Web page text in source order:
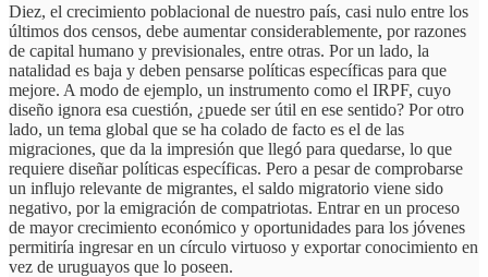
Diez, el crecimiento poblacional de nuestro país, casi nulo entre los
últimos dos censos, debe aumentar considerablemente, por razones
de capital humano y previsionales, entre otras. Por un lado, la
natalidad es baja y deben pensarse políticas específicas para que
mejore. A modo de ejemplo, un instrumento como el IRPF, cuyo
diseño ignora esa cuestión, ¿puede ser útil en ese sentido? Por otro
lado, un tema global que se ha colado de facto es el de las
migraciones, que da la impresión que llegó para quedarse, lo que
requiere diseñar políticas específicas. Pero a pesar de comprobarse
un influjo relevante de migrantes, el saldo migratorio viene sido
negativo, por la emigración de compatriotas. Entrar en un proceso
de mayor crecimiento económico y oportunidades para los jóvenes
permitiría ingresar en un círculo virtuoso y exportar conocimiento en
vez de uruguayos que lo poseen.